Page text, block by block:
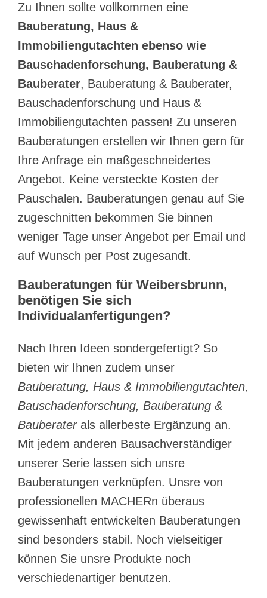
Zu Ihnen sollte vollkommen eine
Bauberatung, Haus &
Immobiliengutachten ebenso wie
Bauschadenforschung, Bauberatung &
Bauberater, Bauberatung & Bauberater,
Bauschadenforschung und Haus &
Immobiliengutachten passen! Zu unseren
Bauberatungen erstellen wir Ihnen gern für
Ihre Anfrage ein maßgeschneidertes
Angebot. Keine versteckte Kosten der
Pauschalen. Bauberatungen genau auf Sie
zugeschnitten bekommen Sie binnen
weniger Tage unser Angebot per Email und
auf Wunsch per Post zugesandt.
Bauberatungen für Weibersbrunn,
benötigen Sie sich
Individualanfertigungen?
Nach Ihren Ideen sondergefertigt? So
bieten wir Ihnen zudem unser
Bauberatung, Haus & Immobiliengutachten,
Bauschadenforschung, Bauberatung &
Bauberaterals allerbeste Ergänzung an.
Mit jedem anderen Bausachverständiger
unserer Serie lassen sich unsre
Bauberatungen verknüpfen. Unsre von
professionellen MACHERn überaus
gewissenhaft entwickelten Bauberatungen
sind besonders stabil. Noch vielseitiger
können Sie unsre Produkte noch
verschiedenartiger benutzen.